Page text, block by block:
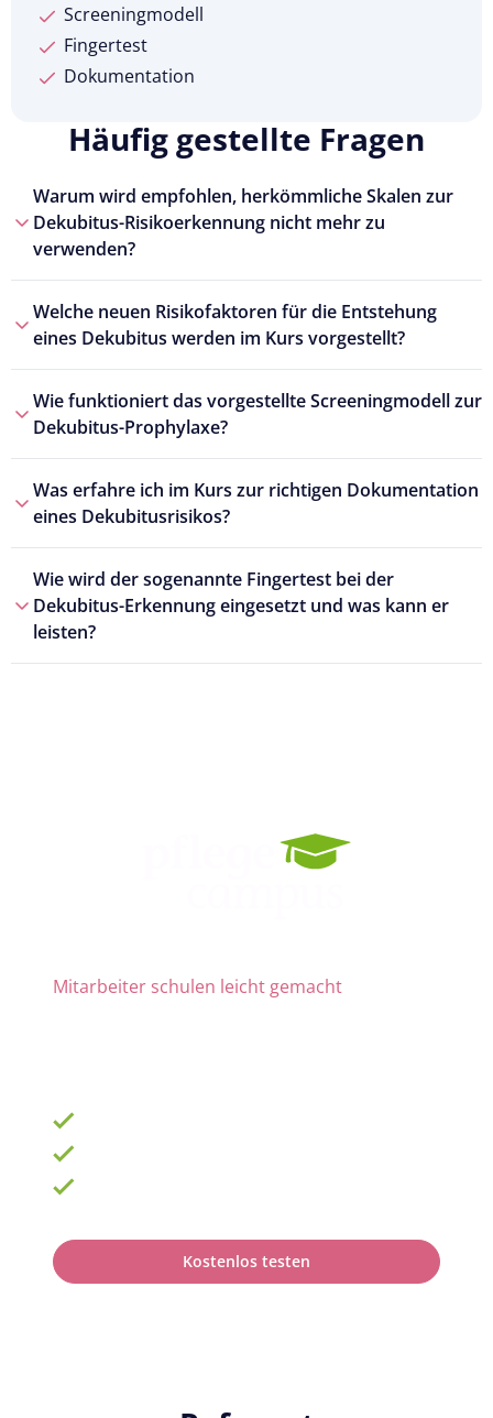
Screeningmodell
Fingertest
Dokumentation
Häufig gestellte Fragen
Warum wird empfohlen, herkömmliche Skalen zur
Dekubitus-Risikoerkennung nicht mehr zu
verwenden?
Welche neuen Risikofaktoren für die Entstehung
eines Dekubitus werden im Kurs vorgestellt?
Wie funktioniert das vorgestellte Screeningmodell zur
Dekubitus-Prophylaxe?
Was erfahre ich im Kurs zur richtigen Dokumentation
eines Dekubitusrisikos?
Wie wird der sogenannte Fingertest bei der
Dekubitus-Erkennung eingesetzt und was kann er
leisten?
Mitarbeiter schulen leicht gemacht
Kostenlos testen